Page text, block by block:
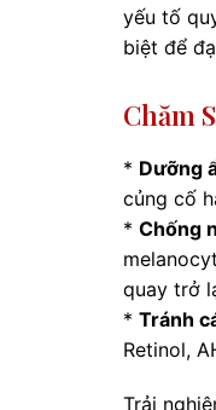
yếu tố
biệt để
Chăm
* Dưỡng
củng cố
* Chống
quay trở
* Tránh
Retinol,
Trải